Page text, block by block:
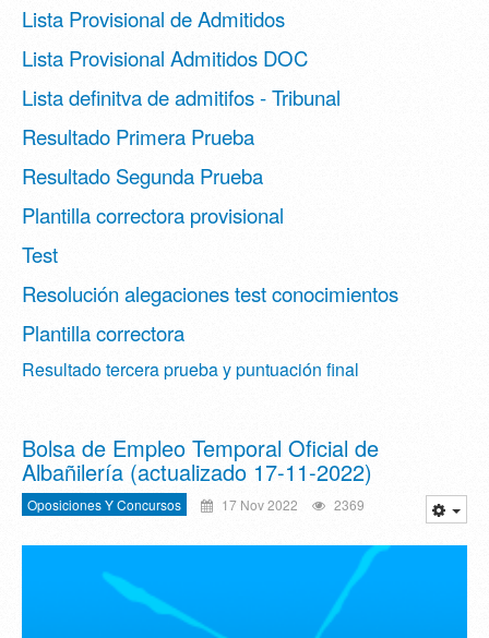
Lista Provisional de Admitidos
Lista Provisional Admitidos DOC
Lista definitva de admitifos - Tribunal
Resultado Primera Prueba
Resultado Segunda Prueba
Plantilla correctora provisional
Test
Resolución alegaciones test conocimientos
Plantilla correctora
Resultado tercera prueba y puntuación final
Bolsa de Empleo Temporal Oficial de
Albañilería (actualizado 17-11-2022)
Oposiciones Y Concursos 17 Nov 2022 2369